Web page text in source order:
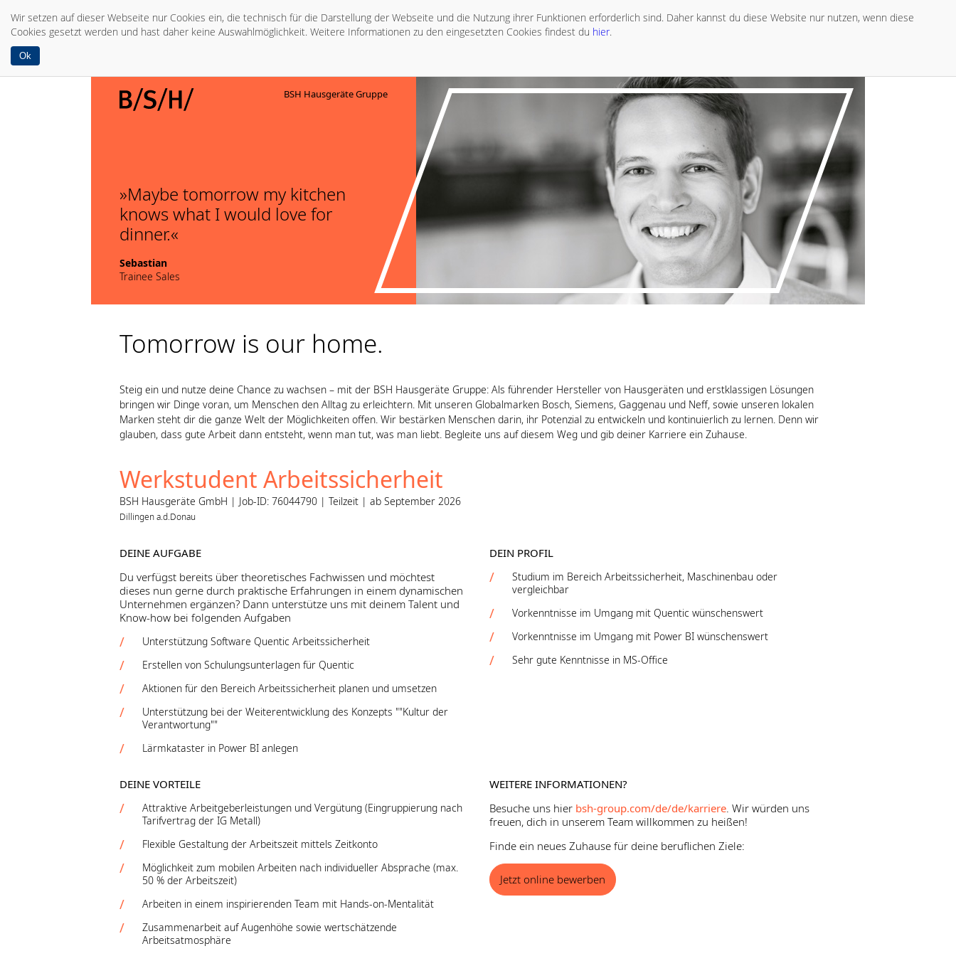
Wir setzen auf dieser Webseite nur Cookies ein, die technisch für die Darstellung der Webseite und die Nutzung ihrer Funktionen erforderlich sind. Daher kannst du diese Website nur nutzen, wenn diese
Cookies gesetzt werden und hast daher keine Auswahlmöglichkeit. Weitere Informationen zu den eingesetzten Cookies findest du hier.
Ok
BSH Hausgeräte Gruppe
Maybe tomorrow my kitchen
knows what I would love for
dinner.
Sebastian
Trainee Sales
Tomorrow is our home.
Steig ein und nutze deine Chance zu wachsen – mit der BSH Hausgeräte Gruppe: Als führender Hersteller von Hausgeräten und erstklassigen Lösungen
bringen wir Dinge voran, um Menschen den Alltag zu erleichtern. Mit unseren Globalmarken Bosch, Siemens, Gaggenau und Neff, sowie unseren lokalen
Marken steht dir die ganze Welt der Möglichkeiten offen. Wir bestärken Menschen darin, ihr Potenzial zu entwickeln und kontinuierlich zu lernen. Denn wir
glauben, dass gute Arbeit dann entsteht, wenn man tut, was man liebt. Begleite uns auf diesem Weg und gib deiner Karriere ein Zuhause.
Werkstudent Arbeitssicherheit
BSH Hausgeräte GmbH | Job-ID: 76044790 | Teilzeit | ab September 2026
Dillingen a.d.Donau
DEINE AUFGABE
Du verfügst bereits über theoretisches Fachwissen und möchtest
dieses nun gerne durch praktische Erfahrungen in einem dynamischen
Unternehmen ergänzen? Dann unterstütze uns mit deinem Talent und
Know-how bei folgenden Aufgaben
Unterstützung Software Quentic Arbeitssicherheit
Erstellen von Schulungsunterlagen für Quentic
Aktionen für den Bereich Arbeitssicherheit planen und umsetzen
Unterstützung bei der Weiterentwicklung des Konzepts ""Kultur der
Verantwortung""
Lärmkataster in Power BI anlegen
DEIN PROFIL
Studium im Bereich Arbeitssicherheit, Maschinenbau oder
vergleichbar
Vorkenntnisse im Umgang mit Quentic wünschenswert
Vorkenntnisse im Umgang mit Power BI wünschenswert
Sehr gute Kenntnisse in MS-Office
DEINE VORTEILE
Attraktive Arbeitgeberleistungen und Vergütung (Eingruppierung nach
Tarifvertrag der IG Metall)
Flexible Gestaltung der Arbeitszeit mittels Zeitkonto
Möglichkeit zum mobilen Arbeiten nach individueller Absprache (max.
50 % der Arbeitszeit)
Arbeiten in einem inspirierenden Team mit Hands-on-Mentalität
Zusammenarbeit auf Augenhöhe sowie wertschätzende
Arbeitsatmosphäre
WEITERE INFORMATIONEN?
Besuche uns hier bsh-group.com/de/de/karriere. Wir würden uns
freuen, dich in unserem Team willkommen zu heißen!
Finde ein neues Zuhause für deine beruflichen Ziele:
Jetzt online bewerben